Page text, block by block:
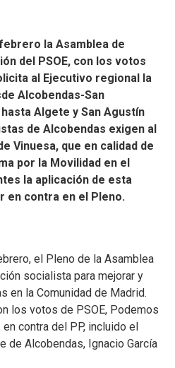
la Asamblea de
del PSOE, con los votos
al Ejecutivo regional la
Alcobendas-San
Algete y San Agustín
de Alcobendas exigen al
Vinuesa, que en calidad de
por la Movilidad en el
la aplicación de esta
en contra en el Pleno.
el Pleno de la Asamblea
socialista para mejorar y
en la Comunidad de Madrid.
los votos de PSOE, Podemos
contra del PP, incluido el
de Alcobendas, Ignacio García